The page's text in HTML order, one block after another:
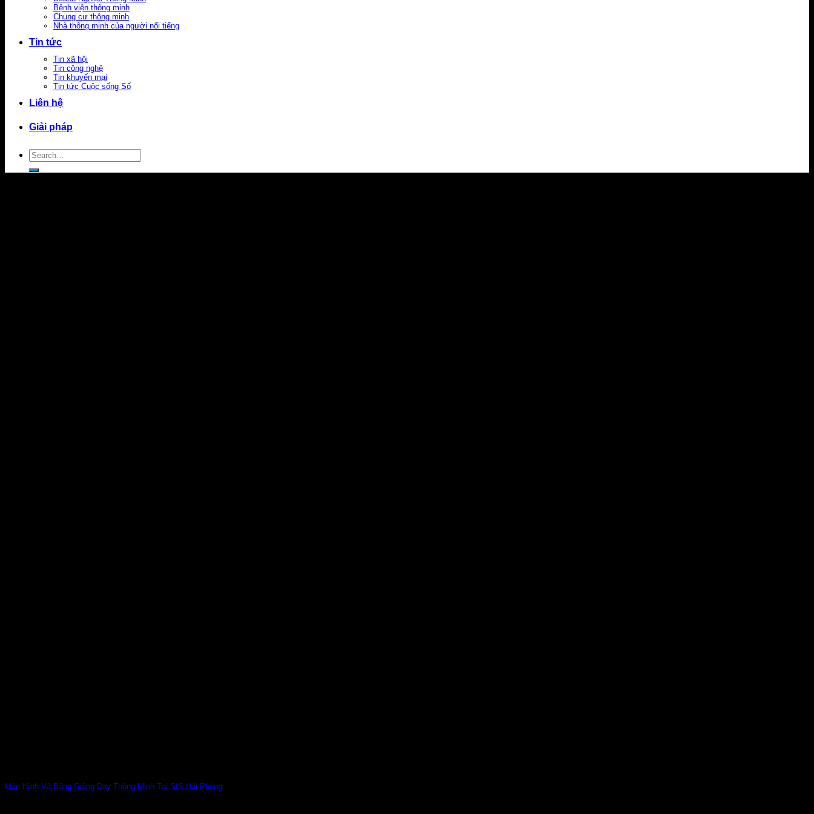
Bệnh viện thông minh
Chung cư thông minh
Nhà thông minh của người nổi tiếng
Tin tức
Tin xã hội
Tin công nghệ
Tin khuyến mại
Tin tức Cuộc sống Số
Liên hệ
Giải pháp
Search
for:
Màn Hình Và Bảng Giảng Dạy Thông Minh Tại SIS Hải Phòng